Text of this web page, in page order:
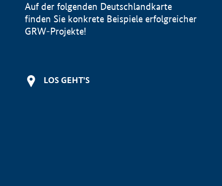
Auf der folgenden Deutschlandkarte
finden Sie konkrete Beispiele erfolgreicher
GRW-Projekte!
LOS GEHT'S